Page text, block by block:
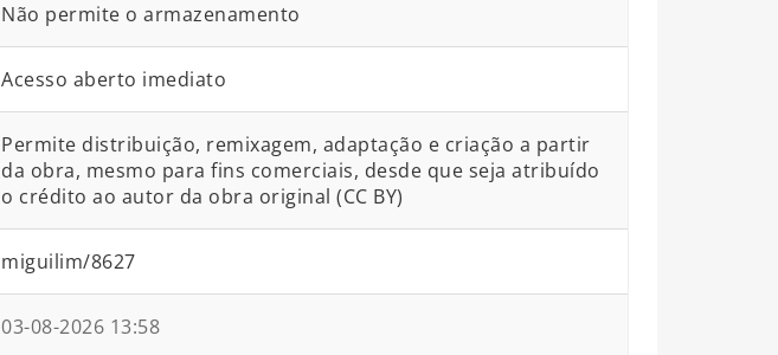
Não permite o armazenamento
Acesso aberto imediato
Permite distribuição, remixagem, adaptação e criação a partir
da obra, mesmo para fins comerciais, desde que seja atribuído
o crédito ao autor da obra original (CC BY)
miguilim/8627
03-08-2026 13:58